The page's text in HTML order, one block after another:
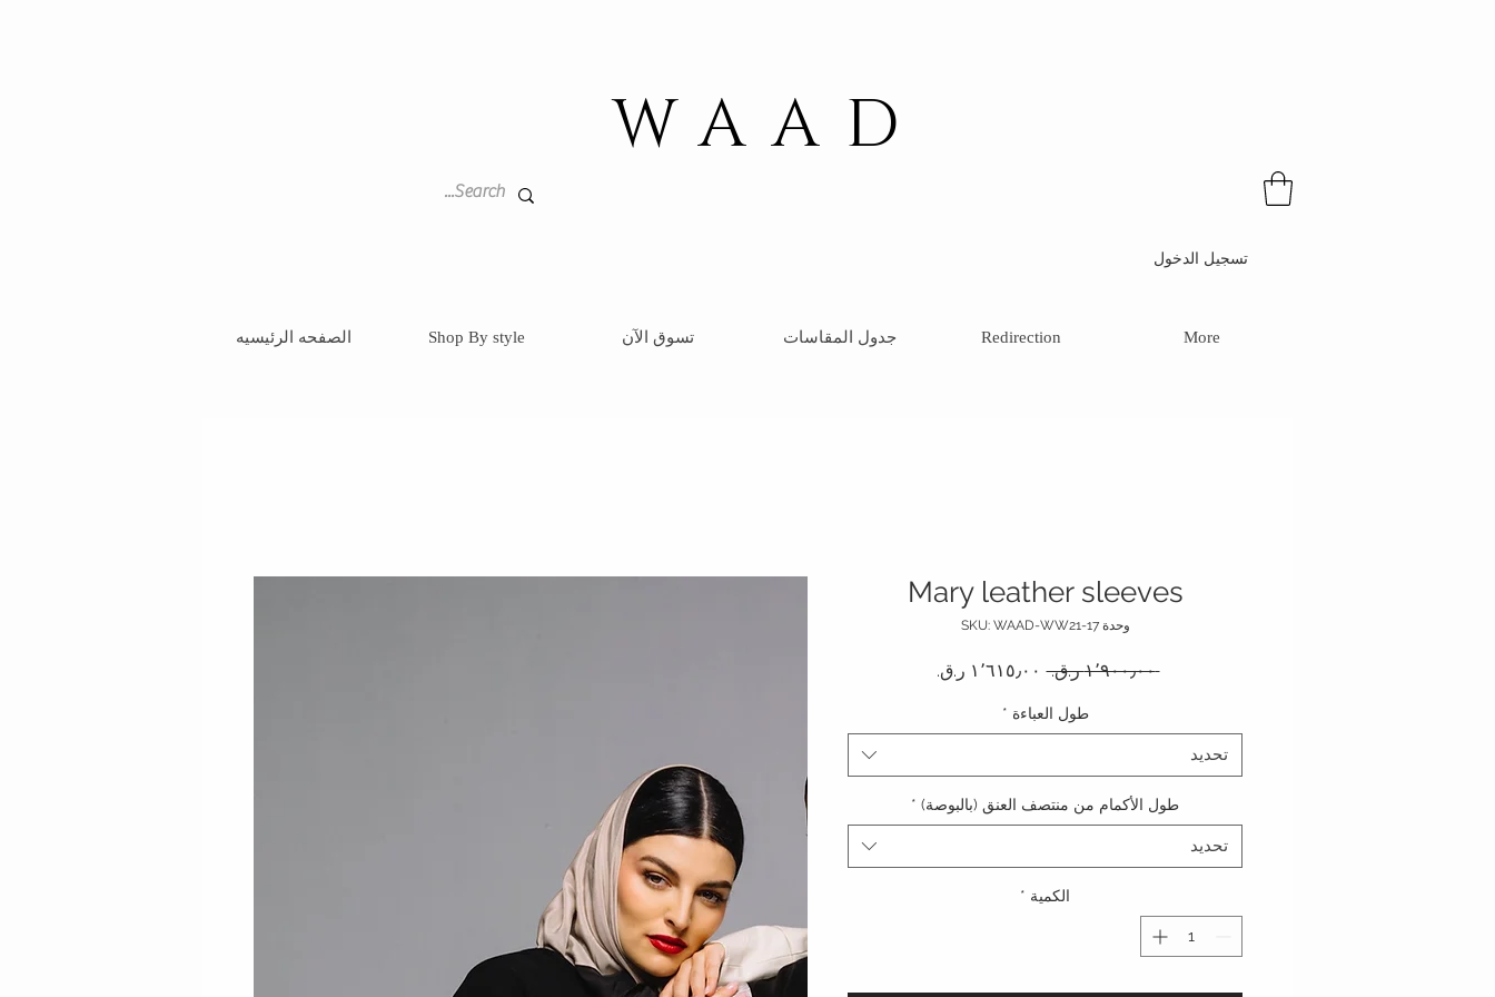
WAAD
تسجيل الدخول
الصفحه الرئيسيه Shop By style تسوق الآن جدول المقاسات Redirection More
Mary leather sleeves
وحدة SKU: WAAD-WW21-17
‏١٬٩٠٠٫٠٠ ر.ق.‏ سعر عادي
طول العباءة *
تحديد
طول الأكمام من منتصف العنق (بالبوصة) *
تحديد
الكمية *